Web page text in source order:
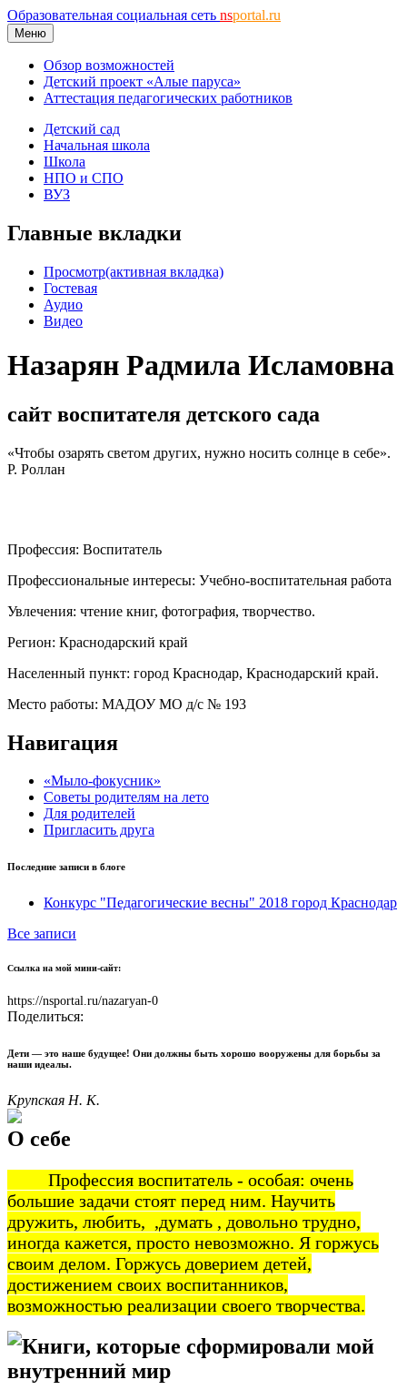
Образовательная социальная сеть nsportal.ru
Меню
Обзор возможностей
Детский проект «Алые паруса»
Аттестация педагогических работников
Детский сад
Начальная школа
Школа
НПО и СПО
ВУЗ
Главные вкладки
Просмотр(активная вкладка)
Гостевая
Аудио
Видео
Назарян Радмила Исламовна
сайт воспитателя детского сада
«Чтобы озарять светом других, нужно носить солнце в себе».
Р. Роллан
Профессия: Воспитатель
Профессиональные интересы: Учебно-воспитательная работа
Увлечения: чтение книг, фотография, творчество.
Регион: Краснодарский край
Населенный пункт: город Краснодар, Краснодарский край.
Место работы: МАДОУ МО д/с № 193
Навигация
«Мыло-фокусник»
Советы родителям на лето
Для родителей
Пригласить друга
Последние записи в блоге
Конкурс "Педагогические весны" 2018 город Краснодар
Все записи
Ссылка на мой мини-сайт:
https://nsportal.ru/nazaryan-0
Поделиться:
Дети — это наше будущее! Они должны быть хорошо вооружены для борьбы за
наши идеалы.
Крупская Н. К.
О себе
Профессия воспитатель - особая: очень
большие задачи стоят перед ним. Научить
дружить, любить, ,думать , довольно трудно,
иногда кажется, просто невозможно. Я горжусь
своим делом. Горжусь доверием детей,
достижением своих воспитанников,
возможностью реализации своего творчества.
Книги, которые сформировали мой
внутренний мир